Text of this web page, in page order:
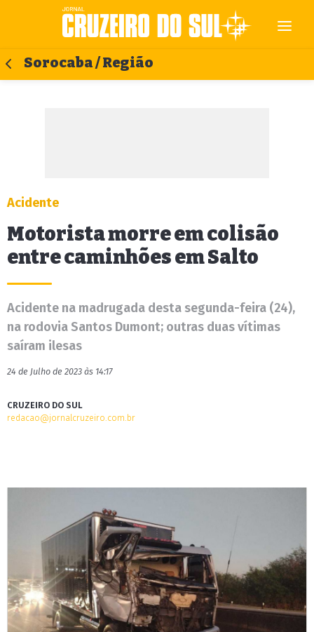
Sorocaba / Região
Acidente
Motorista morre em colisão
entre caminhões em Salto
Acidente na madrugada desta segunda-feira (24),
na rodovia Santos Dumont; outras duas vítimas
saíram ilesas
24 de Julho de 2023 às 14:17
CRUZEIRO DO SUL
redacao@jornalcruzeiro.com.br